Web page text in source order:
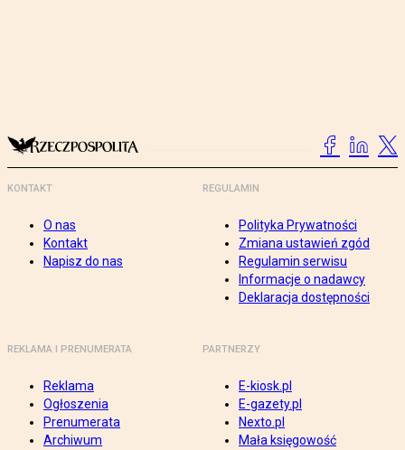
KONTAKT
O nas
Kontakt
Napisz do nas
REGULAMIN
Polityka Prywatności
Zmiana ustawień zgód
Regulamin serwisu
Informacje o nadawcy
Deklaracja dostępności
REKLAMA I PRENUMERATA
Reklama
Ogłoszenia
Prenumerata
Archiwum
PARTNERZY
E-kiosk.pl
E-gazety.pl
Nexto.pl
Mała księgowość